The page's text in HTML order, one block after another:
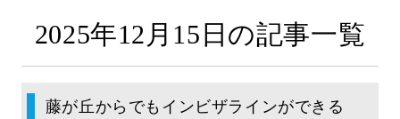
2025年12月15日の記事一覧
藤が丘からでもインビザラインができる